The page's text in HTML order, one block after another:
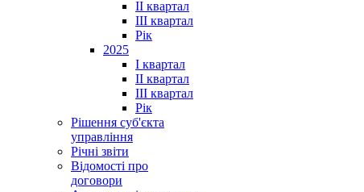
II квартал
III квартал
Рік
2025
I квартал
II квартал
III квартал
Рік
Рішення суб'єкта
управління
Річні звіти
Відомості про
договори